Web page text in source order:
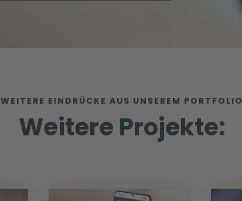
WEITERE EINDRÜCKE AUS UNSEREM PORTFOLIO
Weitere Projekte: